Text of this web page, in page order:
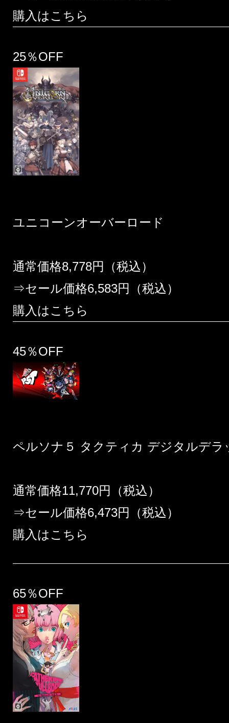
購入はこちら
25％OFF
ユニコーンオーバーロード
通常価格8,778円（税込）
⇒セール価格6,583円（税込）
購入はこちら
45％OFF
ペルソナ５ タクティカ デジタルデラ
通常価格11,770円（税込）
⇒セール価格6,473円（税込）
購入はこちら
65％OFF